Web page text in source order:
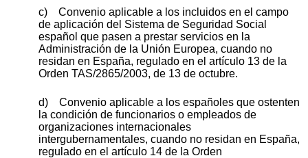
c) Convenio aplicable a los incluidos en el campo
de aplicación del Sistema de Seguridad Social
español que pasen a prestar servicios en la
Administración de la Unión Europea, cuando no
residan en España, regulado en el artículo 13 de la
Orden TAS/2865/2003, de 13 de octubre.
d) Convenio aplicable a los españoles que ostenten
la condición de funcionarios o empleados de
organizaciones internacionales
intergubernamentales, cuando no residan en España,
regulado en el artículo 14 de la Orden